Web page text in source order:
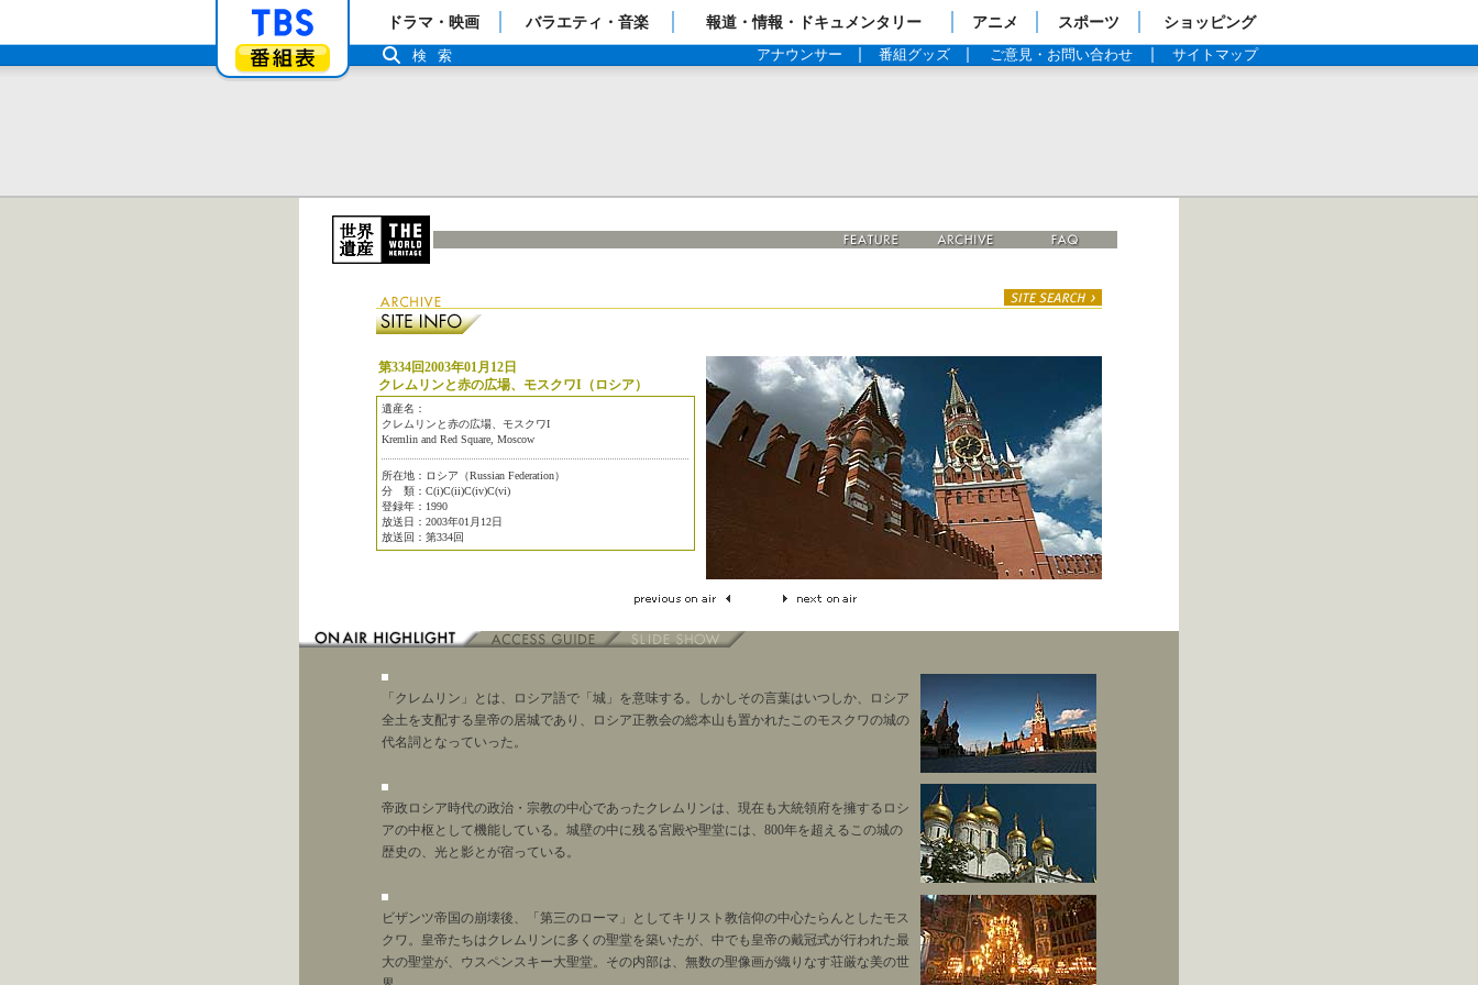
「TBSテレビ」トップページ
番組表
ドラマ・映画 バラエティ・音楽 報道・情報・ドキュメンタリー アニメ スポーツ ショッピング
アナウンサー 番組グッズ ご意見・お問い合わせ サイトマップ
検索
第334回2003年01月12日
クレムリンと赤の広場、モスクワI（ロシア）
遺産名：
クレムリンと赤の広場、モスクワI
Kremlin and Red Square, Moscow
所在地：ロシア（Russian Federation）
分 類：C(i)C(ii)C(iv)C(vi)
登録年：1990
放送日：2003年01月12日
放送回：第334回
「クレムリン」とは、ロシア語で「城」を意味する。しかしその言葉はいつしか、ロシア
全土を支配する皇帝の居城であり、ロシア正教会の総本山も置かれたこのモスクワの城の
代名詞となっていった。
帝政ロシア時代の政治・宗教の中心であったクレムリンは、現在も大統領府を擁するロシ
アの中枢として機能している。城壁の中に残る宮殿や聖堂には、800年を超えるこの城の
歴史の、光と影とが宿っている。
ビザンツ帝国の崩壊後、「第三のローマ」としてキリスト教信仰の中心たらんとしたモス
クワ。皇帝たちはクレムリンに多くの聖堂を築いたが、中でも皇帝の戴冠式が行われた最
大の聖堂が、ウスペンスキー大聖堂。その内部は、無数の聖像画が織りなす荘厳な美の世